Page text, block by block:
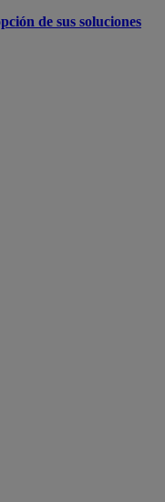
de sus soluciones